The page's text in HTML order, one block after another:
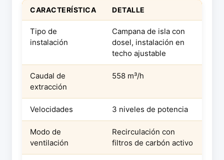
CARACTERÍSTICA DETALLE
Tipo de
instalación
Campana de isla con
dosel, instalación en
techo ajustable
Caudal de
extracción
558 m³/h
Velocidades 3 niveles de potencia
Modo de
ventilación
Recirculación con
filtros de carbón activo